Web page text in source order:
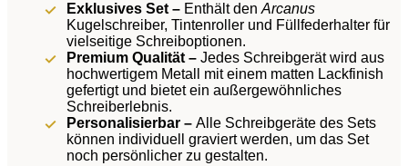
Exklusives Set – Enthält denArcanus
Kugelschreiber, Tintenroller und Füllfederhalter für
vielseitige Schreiboptionen.
Premium Qualität – Jedes Schreibgerät wird aus
hochwertigem Metall mit einem matten Lackfinish
gefertigt und bietet ein außergewöhnliches
Schreiberlebnis.
Personalisierbar – Alle Schreibgeräte des Sets
können individuell graviert werden, um das Set
noch persönlicher zu gestalten.